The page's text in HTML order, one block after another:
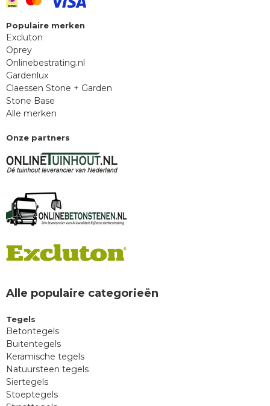
Populaire merken
Excluton
Oprey
Onlinebestrating.nl
Gardenlux
Claessen Stone + Garden
Stone Base
Alle merken
Onze partners
Alle populaire categorieën
Tegels
Betontegels
Buitentegels
Keramische tegels
Natuursteen tegels
Siertegels
Stoeptegels